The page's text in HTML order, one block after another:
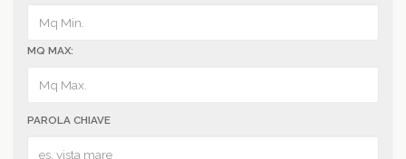
MQ MAX:
PAROLA CHIAVE